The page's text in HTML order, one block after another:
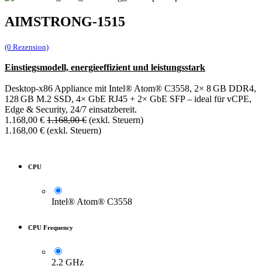
AIMSTRONG-1515
(0 Rezension)
Einstiegsmodell, energieeffizient und leistungsstark
Desktop-x86 Appliance mit Intel® Atom® C3558, 2× 8 GB DDR4,
128 GB M.2 SSD, 4× GbE RJ45 + 2× GbE SFP – ideal für vCPE,
Edge & Security, 24/7 einsatzbereit.
1.168,00 € 1.168,00€ (exkl. Steuern)
1.168,00 € (exkl. Steuern)
CPU
Intel® Atom® C3558
CPU Frequency
2.2 GHz